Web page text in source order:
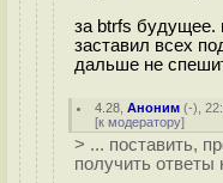
за btrfs будущее.
заставил всех
дальше не
4.28 ,Аноним (-),
[к модератору]
> ... поставить,
получить ответы